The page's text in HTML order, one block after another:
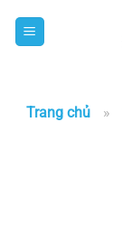
Trang chủ »